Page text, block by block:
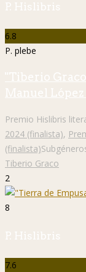
P. Hislibris
6.8
P. plebe
"Tiberio
Manuel López
Premio Hislibris
2024 (finalista),
(finalista)
Tiberio Graco
2
8
P. Hislibris
7.6